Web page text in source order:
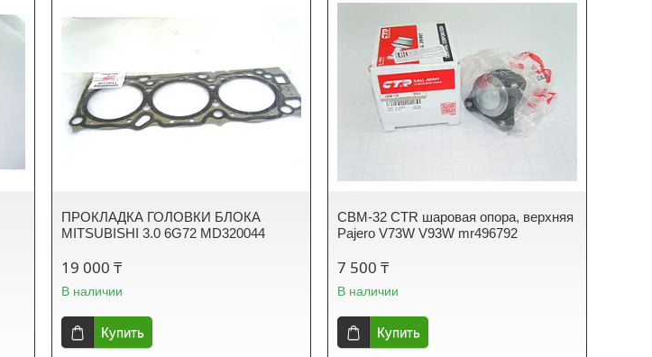
ПРОКЛАДКА ГОЛОВКИ БЛОКА
MITSUBISHI 3.0 6G72 MD320044
19 000 ₸
В наличии
Купить
CBM-32 CTR шаровая опора, верхняя
Pajero V73W V93W mr496792
7 500 ₸
В наличии
Купить